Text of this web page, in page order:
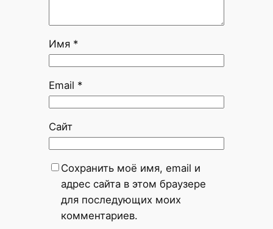
Имя *
Email *
Сайт
Сохранить моё имя, email и
адрес сайта в этом браузере
для последующих моих
комментариев.